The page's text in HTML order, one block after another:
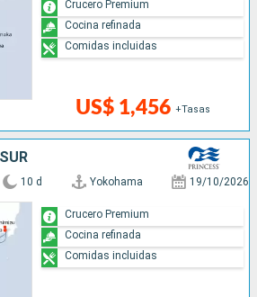
US$ 1,456 +Tasas
Crucero Premium
Cocina refinada
Comidas incluidas
10 d Yokohama 19/10/2026
Crucero Premium
Cocina refinada
Comidas incluidas